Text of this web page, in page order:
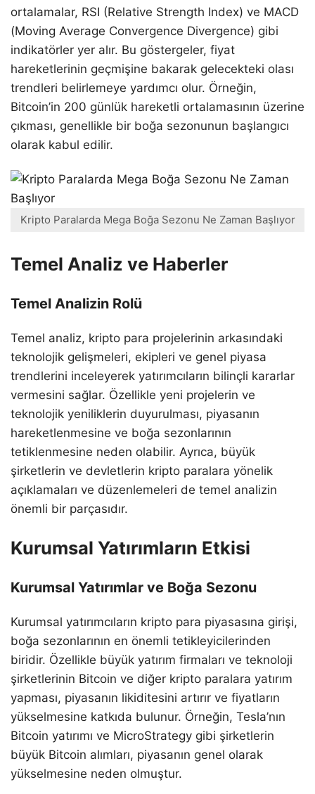
ortalamalar, RSI (Relative Strength Index) ve MACD
(Moving Average Convergence Divergence) gibi
indikatörler yer alır. Bu göstergeler, fiyat
hareketlerinin geçmişine bakarak gelecekteki olası
trendleri belirlemeye yardımcı olur. Örneğin,
Bitcoin’in 200 günlük hareketli ortalamasının üzerine
çıkması, genellikle bir boğa sezonunun başlangıcı
olarak kabul edilir.
Kripto Paralarda Mega Boğa Sezonu Ne Zaman Başlıyor
Temel Analiz ve Haberler
Temel Analizin Rolü
Temel analiz, kripto para projelerinin arkasındaki
teknolojik gelişmeleri, ekipleri ve genel piyasa
trendlerini inceleyerek yatırımcıların bilinçli kararlar
vermesini sağlar. Özellikle yeni projelerin ve
teknolojik yeniliklerin duyurulması, piyasanın
hareketlenmesine ve boğa sezonlarının
tetiklenmesine neden olabilir. Ayrıca, büyük
şirketlerin ve devletlerin kripto paralara yönelik
açıklamaları ve düzenlemeleri de temel analizin
önemli bir parçasıdır.
Kurumsal Yatırımların Etkisi
Kurumsal Yatırımlar ve Boğa Sezonu
Kurumsal yatırımcıların kripto para piyasasına girişi,
boğa sezonlarının en önemli tetikleyicilerinden
biridir. Özellikle büyük yatırım firmaları ve teknoloji
şirketlerinin Bitcoin ve diğer kripto paralara yatırım
yapması, piyasanın likiditesini artırır ve fiyatların
yükselmesine katkıda bulunur. Örneğin, Tesla’nın
Bitcoin yatırımı ve MicroStrategy gibi şirketlerin
büyük Bitcoin alımları, piyasanın genel olarak
yükselmesine neden olmuştur.